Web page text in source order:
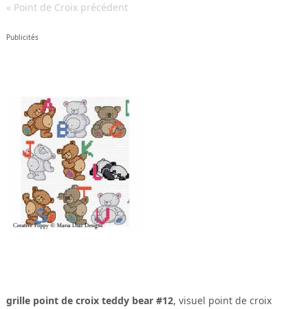
« Point de Croix précédent
Publicités
grille point de croix teddy bear #12, visuel point de croix